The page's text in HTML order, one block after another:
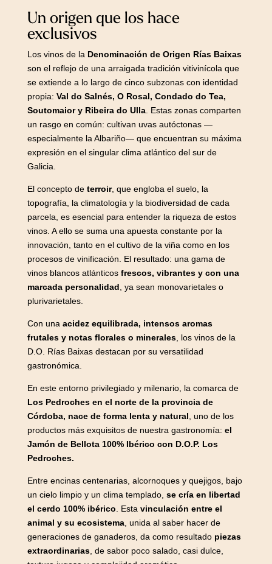
Un origen que los hace
exclusivos
Los vinos de la Denominación de Origen Rías Baixas
son el reflejo de una arraigada tradición vitivinícola que
se extiende a lo largo de cinco subzonas con identidad
propia: Val do Salnés, O Rosal, Condado do Tea,
Soutomaior y Ribeira do Ulla. Estas zonas comparten
un rasgo en común: cultivan uvas autóctonas —
especialmente la Albariño— que encuentran su máxima
expresión en el singular clima atlántico del sur de
Galicia.
El concepto de terroir, que engloba el suelo, la
topografía, la climatología y la biodiversidad de cada
parcela, es esencial para entender la riqueza de estos
vinos. A ello se suma una apuesta constante por la
innovación, tanto en el cultivo de la viña como en los
procesos de vinificación. El resultado: una gama de
vinos blancos atlánticos frescos, vibrantes y con una
marcada personalidad, ya sean monovarietales o
plurivarietales.
Con una acidez equilibrada, intensos aromas
frutales y notas florales o minerales, los vinos de la
D.O. Rías Baixas destacan por su versatilidad
gastronómica.
En este entorno privilegiado y milenario, la comarca de
Los Pedroches en el norte de la provincia de
Córdoba, nace de forma lenta y natural, uno de los
productos más exquisitos de nuestra gastronomía: el
Jamón de Bellota 100% Ibérico con D.O.P. Los
Pedroches.
Entre encinas centenarias, alcornoques y quejigos, bajo
un cielo limpio y un clima templado, se cría en libertad
el cerdo 100% ibérico. Esta vinculación entre el
animal y su ecosistema, unida al saber hacer de
generaciones de ganaderos, da como resultado piezas
extraordinarias, de sabor poco salado, casi dulce,